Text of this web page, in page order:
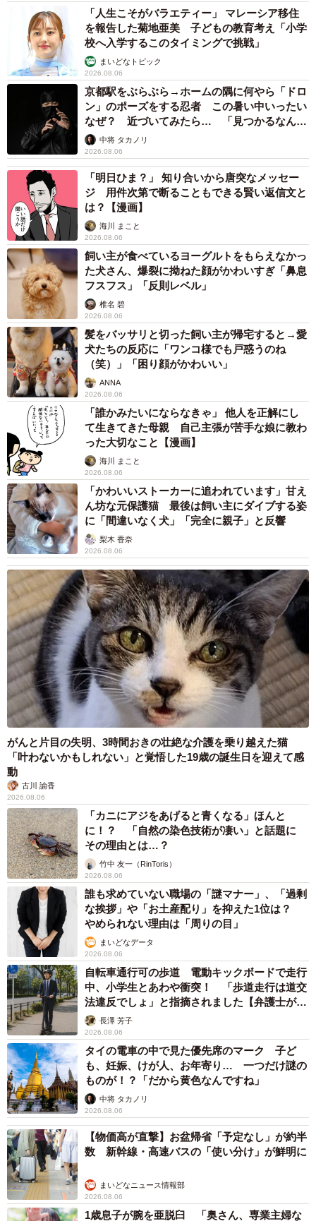
「僕は展覧会を2周することにしています。1回帰って、
別の日にもう1回来ることもあります」
今回の展示でも、23点の作品を解説する音声ガイド
（700円）がある。
「1周目は我慢してキャプションを読まない。文字の情報
を頭に入れない。音声ガイドも聞かない。でも、2周目はキ
ャプションも読む。音声ガイドは3周目でもいいです」
「1周目に『うーん。これ分かんないわ』って思っても、
2周目になったときに1回見た絵が『あれ、こういうことだ
ったんだ』っていう体験が面白くなるので、ぜひぜひやっ
てほしいですね」
「西洋絵画400年の旅－珠玉の東京富士美術館コレクショ
ン」は5月24日まで。月曜日休館。観覧料が必要。京都市、
京都新聞など主催。
「人生こそがバラエティー」 マレーシア移住
を報告した菊地亜美 子どもの教育考え「小学
校へ入学するこのタイミングで挑戦」
まいどなトピック
2026.08.06
京都駅をぶらぶら→ホームの隅に何やら「ドロ
ン」のポーズをする忍者 この暑い中いったい
なぜ？ 近づいてみたら… 「見つかるなんて
未熟」中将 タカノリ
2026.08.06
「明日ひま？」 知り合いから唐突なメッセー
ジ 用件次第で断ることもできる賢い返信文と
は？【漫画】
海川 まこと
2026.08.06
飼い主が食べているヨーグルトをもらえなかっ
た犬さん、爆裂に拗ねた顔がかわいすぎ「鼻息
フスフス」「反則レベル」
椎名 碧
2026.08.06
髪をバッサリと切った飼い主が帰宅すると→愛
犬たちの反応に「ワンコ様でも戸惑うのね
（笑）」「困り顔がかわいい」
ANNA
2026.08.06
「誰かみたいにならなきゃ」 他人を正解にし
て生きてきた母親 自己主張が苦手な娘に教わ
った大切なこと【漫画】
海川 まこと
2026.08.06
「かわいいストーカーに追われています」甘え
ん坊な元保護猫 最後は飼い主にダイブする姿
に「間違いなく犬」「完全に親子」と反響
梨木 香奈
2026.08.06
がんと片目の失明、3時間おきの壮絶な介護を乗り越えた猫
「叶わないかもしれない」と覚悟した19歳の誕生日を迎えて感
動
古川 諭香
2026.08.06
「カニにアジをあげると青くなる」ほんと
に！？ 「自然の染色技術が凄い」と話題に
その理由とは…？
竹中 友一（RinToris）
2026.08.06
誰も求めていない職場の「謎マナー」、「過剰
な挨拶」や「お土産配り」を抑えた1位は？
やめられない理由は「周りの目」
まいどなデータ
2026.08.06
自転車通行可の歩道 電動キックボードで走行
中、小学生とあわや衝突！ 「歩道走行は道交
法違反でしょ」と指摘されました【弁護士が解
説】長澤 芳子
2026.08.06
タイの電車の中で見た優先席のマーク 子ど
も、妊娠、けが人、お年寄り… 一つだけ謎の
ものが！？「だから黄色なんですね」
中将 タカノリ
2026.08.06
【物価高が直撃】お盆帰省「予定なし」が約半
数 新幹線・高速バスの「使い分け」が鮮明に
まいどなニュース情報部
2026.08.06
1歳息子が腕を亜脱臼 「奥さん、専業主婦な